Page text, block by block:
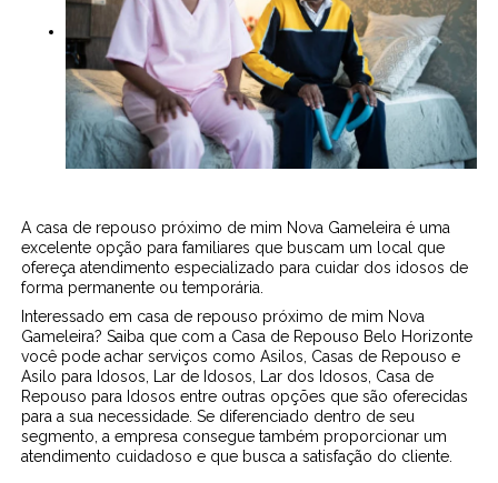
A casa de repouso próximo de mim Nova Gameleira é uma
excelente opção para familiares que buscam um local que
ofereça atendimento especializado para cuidar dos idosos de
forma permanente ou temporária.
Interessado em casa de repouso próximo de mim Nova
Gameleira? Saiba que com a Casa de Repouso Belo Horizonte
você pode achar serviços como Asilos, Casas de Repouso e
Asilo para Idosos, Lar de Idosos, Lar dos Idosos, Casa de
Repouso para Idosos entre outras opções que são oferecidas
para a sua necessidade. Se diferenciado dentro de seu
segmento, a empresa consegue também proporcionar um
atendimento cuidadoso e que busca a satisfação do cliente.